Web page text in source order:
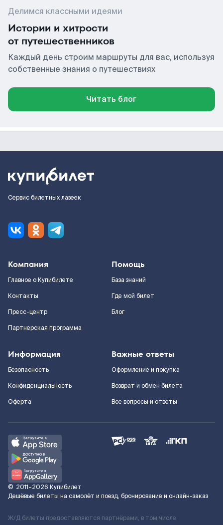
Делимся классными идеями
Истории и хитрости
от путешественников
Каждый день строим маршруты для вас, используя
собственные знания о путешествиях
Читать блог
Сервис билетных лазеек
Компания
Главное о Купибилете
Контакты
Пресс-центр
Партнерская программа
Помощь
База знаний
Где мой билет
Блог
Информация
Безопасность
Конфиденциальность
Оферта
Важные ответы
Оформление и покупка
Возврат и обмен билета
Все вопросы и ответы
© 2011–2026 Купибилет
Дешёвые билеты на самолёт и поезд, бронирование и онлайн-заказ
Ж/Д билеты предоставляются партнёрами, в том числе